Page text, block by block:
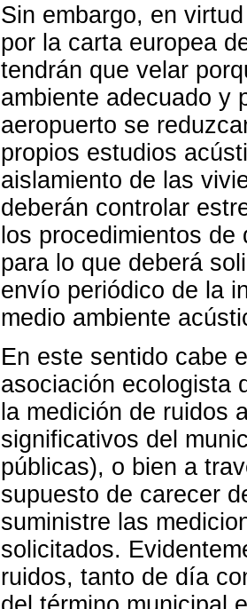
Sin embargo, en
por la carta europea
tendrán que velar
ambiente adecuado y
aeropuerto se
propios estudios
aislamiento de las
deberán controlar
los procedimientos
para lo que deberá
envío periódico de la
medio ambiente
En este sentido cabe
asociación ecologista
la medición de ruidos
significativos del
públicas), o bien a
supuesto de carecer
suministre las
solicitados.
ruidos, tanto de día